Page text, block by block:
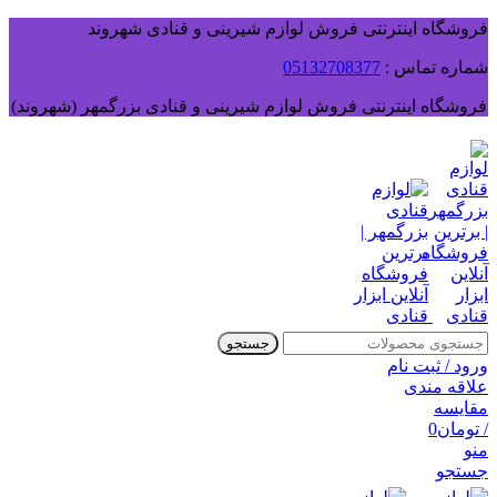
فروشگاه اینترنتی فروش لوازم شیرینی و قنادی شهروند
شماره تماس : 05132708377
فروشگاه اینترنتی فروش لوازم شیرینی و قنادی بزرگمهر (شهروند)
جستجو
ورود / ثبت نام
علاقه مندی
مقایسه
/ تومان0
منو
جستجو